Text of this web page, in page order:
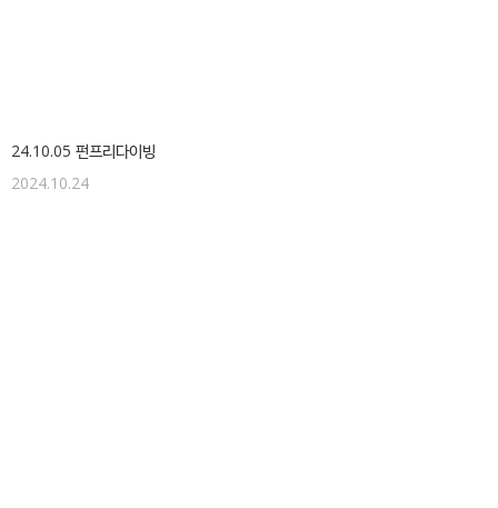
24.10.05 펀프리다이빙
2024.10.24